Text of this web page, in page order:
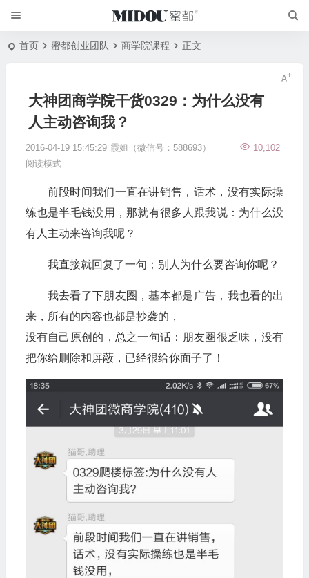
首页 蜜都创业团队 商学院课程 正文
大神团商学院干货0329：为什么没有
人主动咨询我？
2016-04-19 15:45:29 霞姐（微信号：588693）
10,102
阅读模式
前段时间我们一直在讲销售，话术，没有实际操
练也是半毛钱没用，那就有很多人跟我说：为什么没
有人主动来咨询我呢？
我直接就回复了一句；别人为什么要咨询你呢？
我去看了下朋友圈，基本都是广告，我也看的出
来，所有的内容也都是抄袭的，
没有自己原创的，总之一句话：朋友圈很乏味，没有
把你给删除和屏蔽，已经很给你面子了！